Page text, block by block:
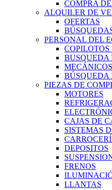
COMPRA
ALQUILER DE
OFERTAS
PERSONAL DEL
COPILOTOS
BUSQUEDA
BÚSQUEDA
PIEZAS DE
MOTORES
CAJAS DE
SISTEMAS
DEPOSITOS
FRENOS
LLANTAS